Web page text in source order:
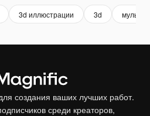
3d иллюстрации 3d
создания ваших лучших работ.
среди креаторов,